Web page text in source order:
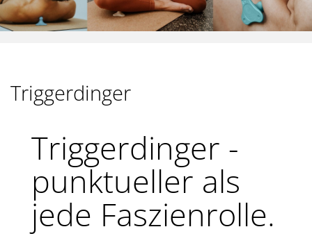
Triggerdinger
Triggerdinger -
punktueller als
jede Faszienrolle.